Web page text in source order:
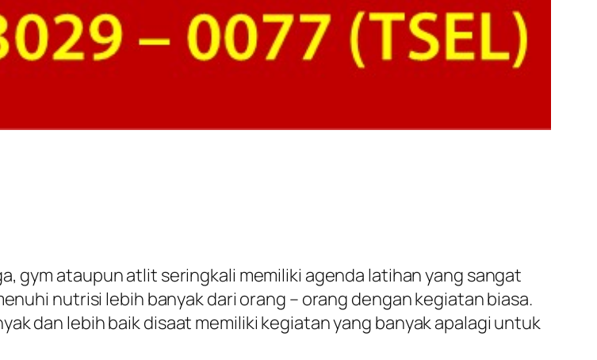
gym ataupun atlit seringkali memiliki agenda latihan yang sangat
nutrisi lebih banyak dari orang – orang dengan kegiatan biasa.
dan lebih baik disaat memiliki kegiatan yang banyak apalagi untuk